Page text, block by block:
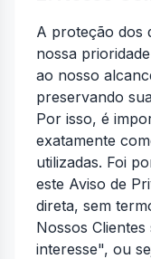
A proteção dos
nossa
ao nosso
preservando
Por isso, é
exatamente
utilizadas. Foi
este Aviso de
direta, sem
Nossos
interesse", ou